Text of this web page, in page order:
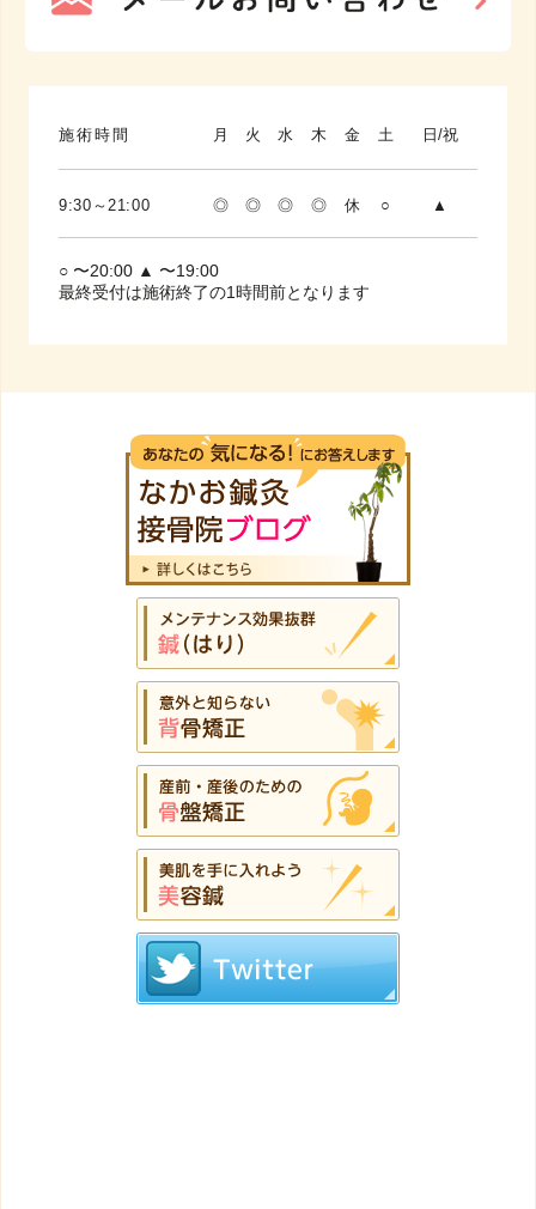
施術時間 月 火 水 木 金 土 日/祝
9:30～21:00 ◎ ◎ ◎ ◎ 休 ○ ▲
○ 〜20:00 ▲ 〜19:00
最終受付は施術終了の1時間前となります